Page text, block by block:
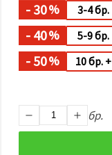
посочиш
предпочитанията
"Настройки",
избереш
"бисквитки"
и кликнеш
бутона
- 30% 3-4 бр.
- 40% 5-9 бр.
- 50% 10 бр. +
бр.